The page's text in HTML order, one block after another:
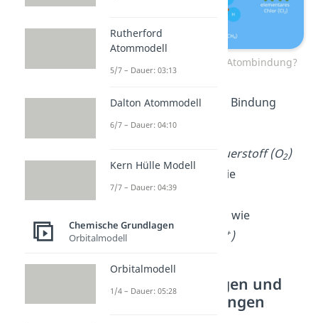
Wie entsteht eine Atombindung?
Durch eine kovalente Bindung
entstehen:
Sauerstoff (O2)
Atomgitter, wie die
Diamantstruktur
bestimmte Ionen, wie
Ammonium (NH
+)
Einfachbindungen und
Mehrfachbindungen
Rutherford
Atommodell
5/7 – Dauer: 03:13
Dalton Atommodell
6/7 – Dauer: 04:10
Kern Hülle Modell
7/7 – Dauer: 04:39
Chemische Grundlagen
Orbitalmodell
Orbitalmodell
1/4 – Dauer: 05:28